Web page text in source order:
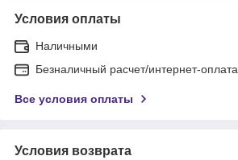
Условия оплаты
Наличными
Безналичный расчет/интернет-оплата
Все условия оплаты
Условия возврата